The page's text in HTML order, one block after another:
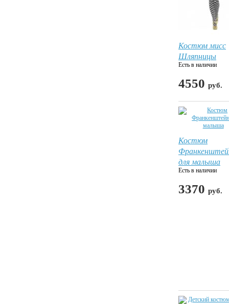
Костюм мисс
Шляпницы
Есть в наличии
4550 руб.
Костюм
для малыша
Есть в наличии
3370 руб.